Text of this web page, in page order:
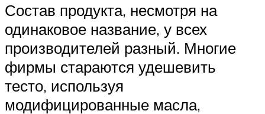
Состав продукта, несмотря на
одинаковое название, у всех
производителей разный. Многие
фирмы стараются удешевить
тесто, используя
модифицированные масла,